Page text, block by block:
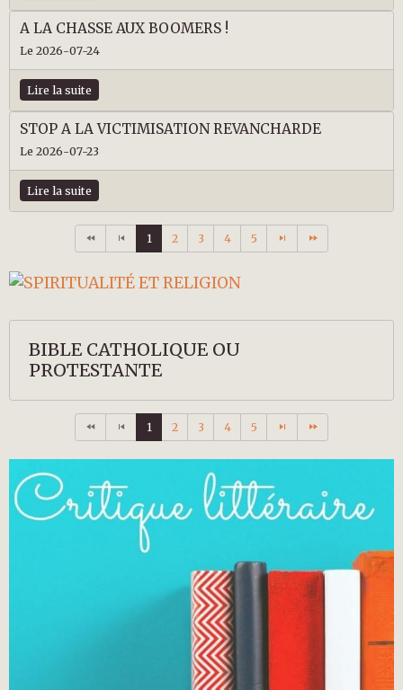
A LA CHASSE AUX BOOMERS !
Le 2026-07-24
Lire la suite
STOP A LA VICTIMISATION REVANCHARDE
Le 2026-07-23
Lire la suite
1 2 3 4 5
BIBLE CATHOLIQUE OU
PROTESTANTE
1 2 3 4 5